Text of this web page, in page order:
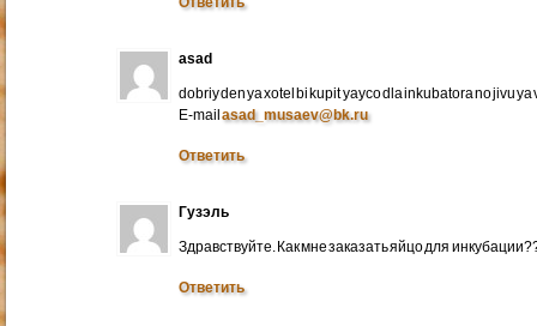
asad
dobriy den ya xotel bi kupit yayco dla inkubatora no jivu ya
E-mailasad_musaev@bk.ru
Ответить
Гузэль
Здравствуйте. Как мне заказать яйцо для
Ответить